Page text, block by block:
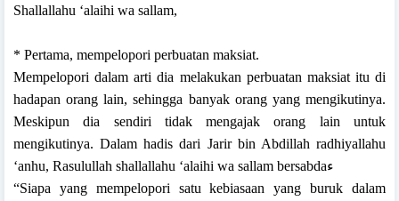
Shallallahu ‘alaihi wa sallam,
* Pertama, mempelopori perbuatan maksiat.
Mempelopori dalam arti dia melakukan perbuatan maksiat itu di
hadapan orang lain, sehingga banyak orang yang mengikutinya.
Meskipun dia sendiri tidak mengajak orang lain untuk
mengikutinya. Dalam hadis dari Jarir bin Abdillah radhiyallahu
‘anhu, Rasulullah shallallahu ‘alaihi wa sallam bersabdaء
“Siapa yang mempelopori satu kebiasaan yang buruk dalam